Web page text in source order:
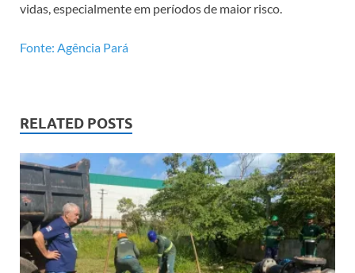
vidas, especialmente em períodos de maior risco.
Fonte: Agência Pará
RELATED POSTS